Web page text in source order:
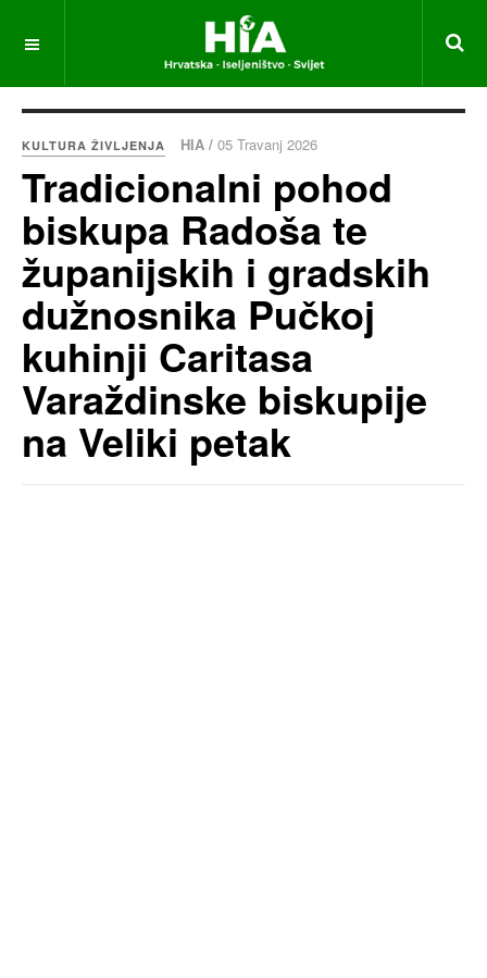
KULTURA ŽIVLJENJA HIA / 05 Travanj 2026
Tradicionalni pohod
biskupa Radoša te
županijskih i gradskih
dužnosnika Pučkoj
kuhinji Caritasa
Varaždinske biskupije
na Veliki petak